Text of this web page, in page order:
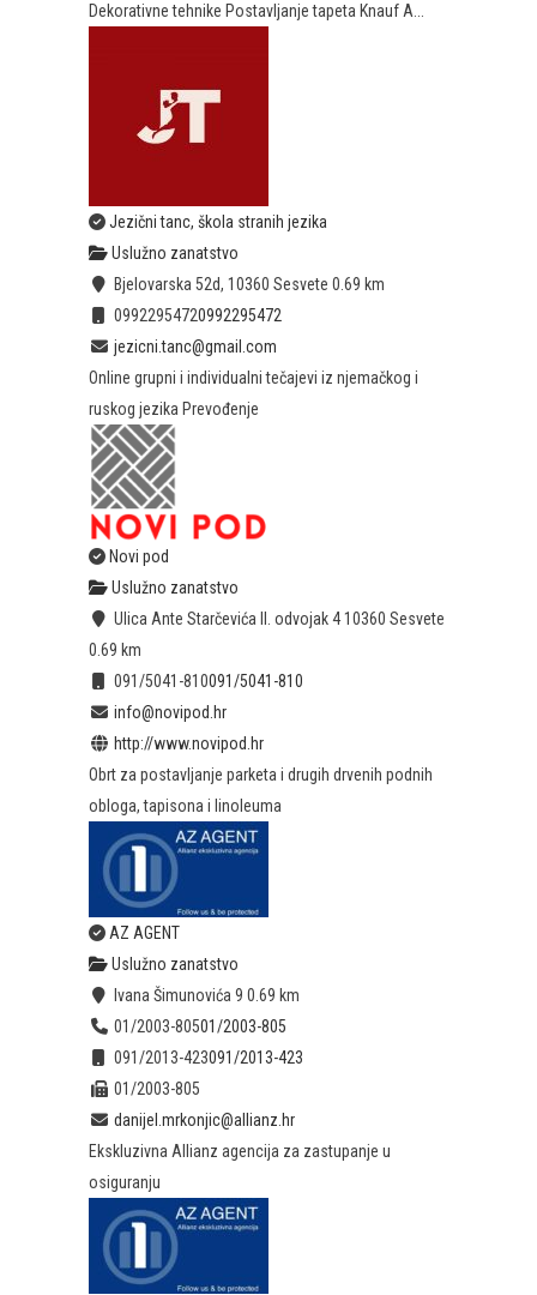
Dekorativne tehnike Postavljanje tapeta Knauf A...
Jezični tanc, škola stranih jezika
Uslužno zanatstvo
Bjelovarska 52d, 10360 Sesvete 0.69 km
09922954720992295472
jezicni.tanc@gmail.com
Online grupni i individualni tečajevi iz njemačkog i
ruskog jezika Prevođenje
Novi pod
Uslužno zanatstvo
Ulica Ante Starčevića II. odvojak 4 10360 Sesvete
0.69 km
091/5041-810091/5041-810
info@novipod.hr
http://www.novipod.hr
Obrt za postavljanje parketa i drugih drvenih podnih
obloga, tapisona i linoleuma
AZ AGENT
Uslužno zanatstvo
Ivana Šimunovića 9 0.69 km
01/2003-80501/2003-805
091/2013-423091/2013-423
01/2003-805
danijel.mrkonjic@allianz.hr
Ekskluzivna Allianz agencija za zastupanje u
osiguranju